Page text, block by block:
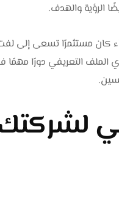
الرؤية والهدف.
مستثمرًا تسعى إلى لفت
الملف التعريفي دورًا